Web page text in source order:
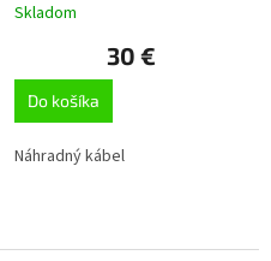
Skladom
30 €
Do košíka
Náhradný kábel